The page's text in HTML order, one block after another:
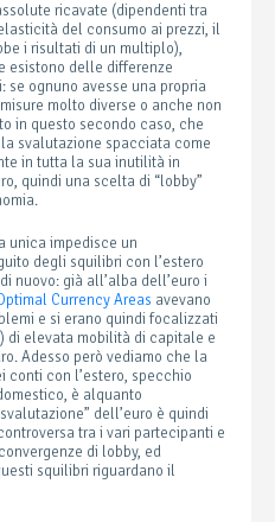
ricavate (dipendenti tra
del consumo ai prezzi, il
i risultati di un multiplo),
esistono delle differenze
se ognuno avesse una propria
molto diverse o anche non
in questo secondo caso, che
svalutazione spacciata come
in tutta la sua inutilità in
quindi una scelta di “lobby”
unica impedisce un
degli squilibri con l’estero
nuovo: già all’alba dell’euro i
Currency Areas avevano
e si erano quindi focalizzati
di elevata mobilità di capitale e
Adesso però vediamo che la
conti con l’estero, specchio
è alquanto
dell’euro è quindi
tra i vari partecipanti e
di lobby, ed
squilibri riguardano il